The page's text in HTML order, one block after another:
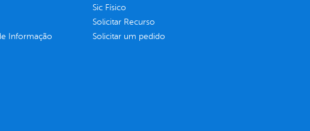
Informação
Sic Físico
Solicitar Recurso
Solicitar um pedido